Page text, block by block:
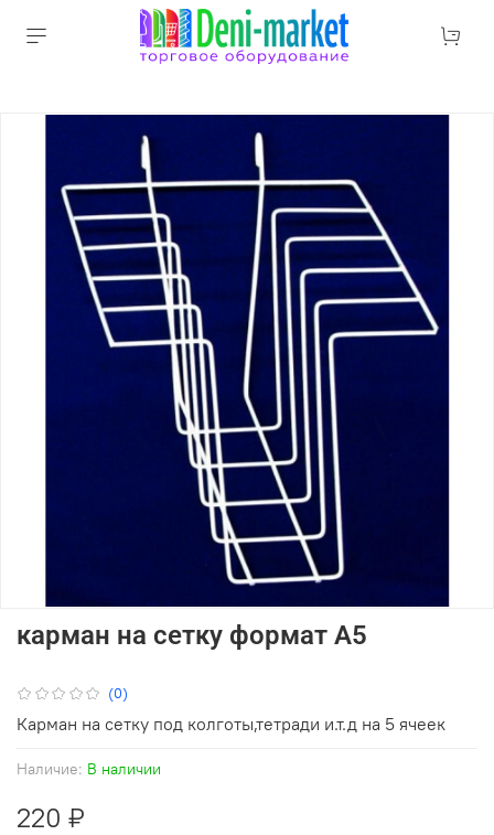
(0)
Наличие: В наличии
карман на сетку формат А5
220 ₽
Карман на сетку под колготы,тетради и.т.д на 5 ячеек